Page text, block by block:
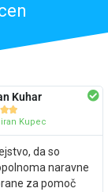
Kuhar

Kupec
da so
naravne
za pomoč